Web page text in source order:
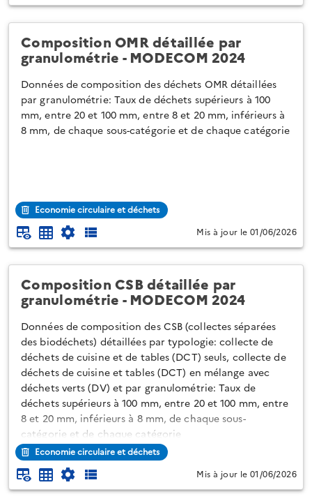
Composition OMR détaillée par
granulométrie - MODECOM 2024
Données de composition des déchets OMR détaillées
par granulométrie: Taux de déchets supérieurs à 100
mm, entre 20 et 100 mm, entre 8 et 20 mm, inférieurs à
8 mm, de chaque sous-catégorie et de chaque catégorie
Economie circulaire et déchets
Mis à jour le 01/06/2026
Composition CSB détaillée par
granulométrie - MODECOM 2024
Données de composition des CSB (collectes séparées
des biodéchets) détaillées par typologie: collecte de
déchets de cuisine et de tables (DCT) seuls, collecte de
déchets de cuisine et tables (DCT) en mélange avec
déchets verts (DV) et par granulométrie: Taux de
déchets supérieurs à 100 mm, entre 20 et 100 mm, entre
8 et 20 mm, inférieurs à 8 mm, de chaque sous-
catégorie et de chaque catégorie
Economie circulaire et déchets
Mis à jour le 01/06/2026